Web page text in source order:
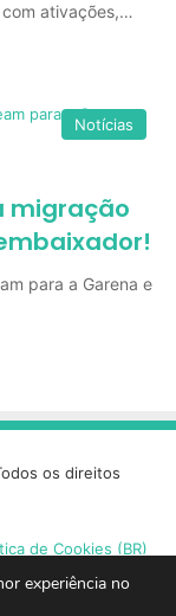
ativações,…
Notícias
migração
para a Garena e
os direitos
de Cookies (BR)
experiência no